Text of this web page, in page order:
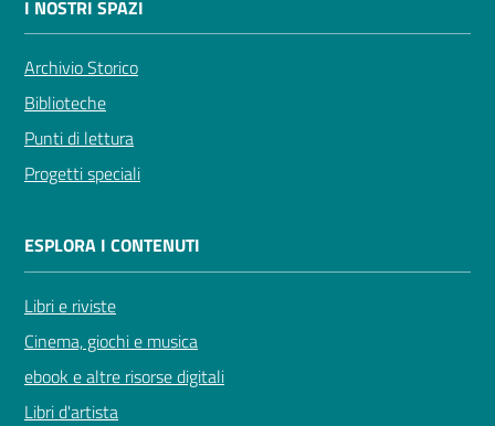
Novità
e
consigli
Avvisi
FAQ
I NOSTRI SPAZI
Archivio Storico
Biblioteche
Punti di lettura
Progetti speciali
ESPLORA I CONTENUTI
Libri e riviste
Cinema, giochi e musica
ebook e altre risorse digitali
Libri d'artista